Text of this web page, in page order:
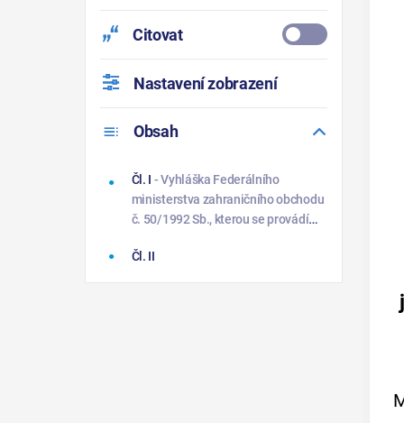
Citovat
Nastavení zobrazení
Obsah
Čl. I - Vyhláška Federálního
ministerstva zahraničního obchodu
č. 50/1992 Sb., kterou se provádí
s některými druhy zboží a
Čl. II